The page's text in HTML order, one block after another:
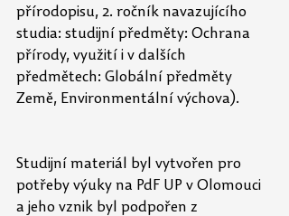
přírodopisu, 2. ročník navazujícího
studia: studijní předměty: Ochrana
přírody, využití i v dalších
předmětech: Globální předměty
Země, Environmentální výchova).
Studijní materiál byl vytvořen pro
potřeby výuky na PdF UP v Olomouci
a jeho vznik byl podpořen z